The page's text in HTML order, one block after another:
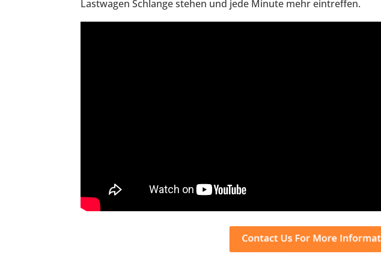
Lastwagen Schlange stehen und jede Minute mehr eintreffen.